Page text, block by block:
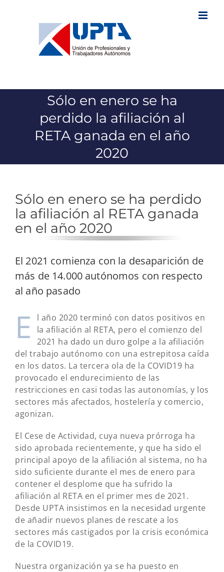
Sólo en enero se ha
perdido la afiliación al
RETA ganada en el año
2020
Sólo en enero se ha perdido
la afiliación al RETA ganada
en el año 2020
El 2021 comienza con la desaparición de
más de 14.000 autónomos con respecto
al año pasado
E
l año 2020 terminó con datos positivos en
la afiliación al RETA, pero el comienzo del
2021 ha dado un duro golpe a la afiliación
del trabajo autónomo con una estrepitosa caída
en los datos. La tercera ola de la COVID19 ha
provocado el endurecimiento de las
restricciones en casi todas las autonomías, y los
sectores más afectados, hostelería y comercio,
agonizan.
El Cese de Actividad, cuya nueva prórroga ha
sido aprobada recientemente, y que ha sido el
principal apoyo de la afiliación al sistema, no ha
sido suficiente durante el mes de enero para
contener el desplome que ha sufrido la
afiliación al RETA en el primer mes de 2021.
Desde UPTA insistimos en la necesidad urgente
de añadir nuevos planes de rescate a los
sectores más castigados por la crisis económica
de la COVID19.
Nuestra organización ya se ha puesto en